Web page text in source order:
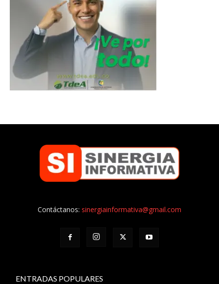
Contáctanos: sinergiainformativa@gmail.com
ENTRADAS POPULARES